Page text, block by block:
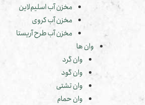
مخزن آب اسلیم‌لاین
مخزن آب کروی
مخزن آب طرح آریستا
وان ها
وان گرد
وان گود
وان تشتی
وان حمام